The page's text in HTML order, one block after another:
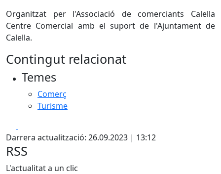
Organitzat per l'Associació de comerciants Calella
Centre Comercial amb el suport de l'Ajuntament de
Calella.
Contingut relacionat
Temes
Comerç
Turisme
Darrera actualització: 26.09.2023 | 13:12
RSS
L'actualitat a un clic